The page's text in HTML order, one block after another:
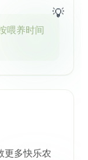
💡
喂养时间
更多快乐农